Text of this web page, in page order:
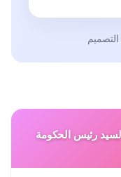
رئيس الحكومة